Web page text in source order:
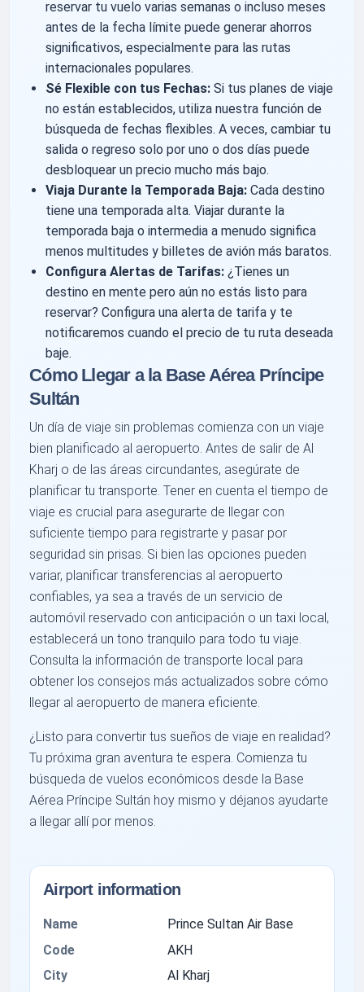
reservar tu vuelo varias semanas o incluso meses
antes de la fecha límite puede generar ahorros
significativos, especialmente para las rutas
internacionales populares.
Sé Flexible con tus Fechas: Si tus planes de viaje
no están establecidos, utiliza nuestra función de
búsqueda de fechas flexibles. A veces, cambiar tu
salida o regreso solo por uno o dos días puede
desbloquear un precio mucho más bajo.
Viaja Durante la Temporada Baja: Cada destino
tiene una temporada alta. Viajar durante la
temporada baja o intermedia a menudo significa
menos multitudes y billetes de avión más baratos.
Configura Alertas de Tarifas: ¿Tienes un
destino en mente pero aún no estás listo para
reservar? Configura una alerta de tarifa y te
notificaremos cuando el precio de tu ruta deseada
baje.
Cómo Llegar a la Base Aérea Príncipe
Sultán
Un día de viaje sin problemas comienza con un viaje
bien planificado al aeropuerto. Antes de salir de Al
Kharj o de las áreas circundantes, asegúrate de
planificar tu transporte. Tener en cuenta el tiempo de
viaje es crucial para asegurarte de llegar con
suficiente tiempo para registrarte y pasar por
seguridad sin prisas. Si bien las opciones pueden
variar, planificar transferencias al aeropuerto
confiables, ya sea a través de un servicio de
automóvil reservado con anticipación o un taxi local,
establecerá un tono tranquilo para todo tu viaje.
Consulta la información de transporte local para
obtener los consejos más actualizados sobre cómo
llegar al aeropuerto de manera eficiente.
¿Listo para convertir tus sueños de viaje en realidad?
Tu próxima gran aventura te espera. Comienza tu
búsqueda de vuelos económicos desde la Base
Aérea Príncipe Sultán hoy mismo y déjanos ayudarte
a llegar allí por menos.
Airport information
Name
Prince Sultan Air Base
Code
AKH
City
Al Kharj